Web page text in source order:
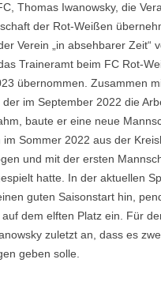
Thomas Iwanowsky, die
der Rot-Weißen
Verein „in absehbarer Zeit“
Traineramt beim FC Rot-
übernommen. Zusammen
der im September 2022 die
baute er eine neue
im Sommer 2022 aus der
und mit der ersten
hatte. In der aktuellen
guten Saisonstart hin,
dem elften Platz ein. Für
zuletzt an, dass es
geben solle.